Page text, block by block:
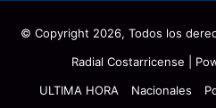
© Copyright 2026, Todos los
Radial Costarricense |
ULTIMA HORA
Nacionales